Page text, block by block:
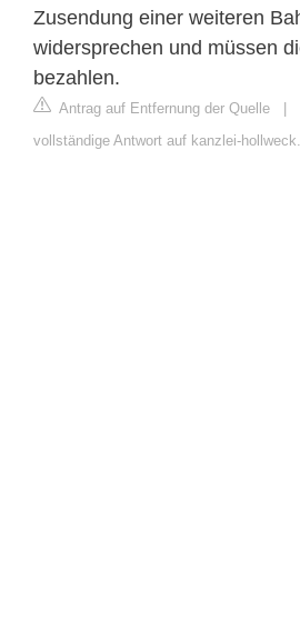
Zusendung einer weiteren
widersprechen und müssen
bezahlen.
Antrag auf Entfernung der Quelle |
vollständige Antwort auf kanzlei-